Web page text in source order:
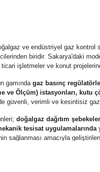
ve endüstriyel gaz
biridir. Sakarya'daki
işletmeler ve konut
gamındagaz basınç
ve Ölçüm) istasyonları, kutu
güvenli, verimli ve kesintisiz gaz
doğalgaz dağıtım
tesisat uygulamalarında
sağlanması amacıyla